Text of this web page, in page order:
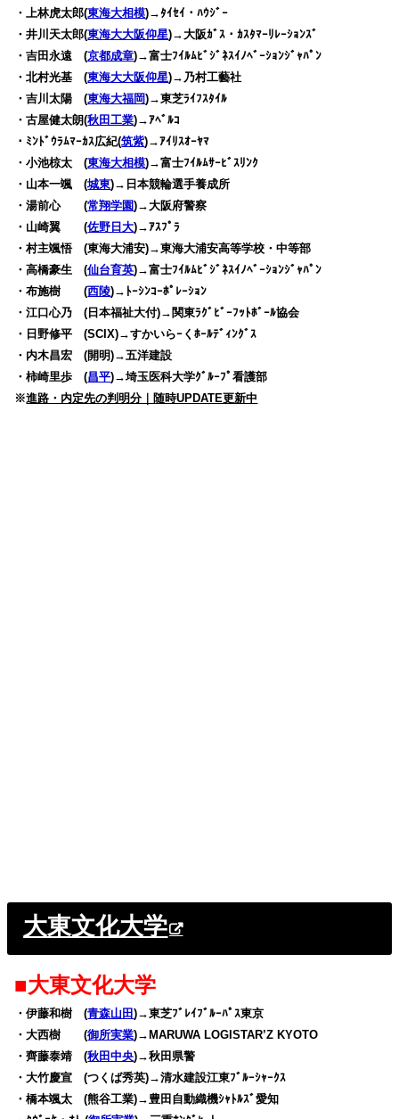
・上林虎太郎(東海大相模)→ﾀｲｾｲ・ﾊｳｼﾞｰ
・井川天太郎(東海大大阪仰星)→大阪ｶﾞｽ・ｶｽﾀﾏｰﾘﾚｰｼｮﾝｽﾞ
・吉田永遠 (京都成章)→富士ﾌｲﾙﾑﾋﾞｼﾞﾈｽｲﾉﾍﾞｰｼｮﾝｼﾞｬﾊﾟﾝ
・北村光基 (東海大大阪仰星)→乃村工藝社
・吉川太陽 (東海大福岡)→東芝ﾗｲﾌｽﾀｲﾙ
・古屋健太朗(秋田工業)→ｱﾍﾞﾙｺ
・ﾐﾝﾄﾞｳﾗﾑﾏｰｶｽ広紀(筑紫)→ｱｲﾘｽｵｰﾔﾏ
・小池椋太 (東海大相模)→富士ﾌｲﾙﾑｻｰﾋﾞｽﾘﾝｸ
・山本一颯 (城東)→日本競輪選手養成所
・湯前心 (常翔学園)→大阪府警察
・山崎翼 (佐野日大)→ｱｽﾌﾟﾗ
・村主颯悟 (東海大浦安)→東海大浦安高等学校・中等部
・高橋豪生 (仙台育英)→富士ﾌｲﾙﾑﾋﾞｼﾞﾈｽｲﾉﾍﾞｰｼｮﾝｼﾞｬﾊﾟﾝ
・布施樹 (西陵)→ﾄｰｼﾝｺｰﾎﾟﾚｰｼｮﾝ
・江口心乃 (日本福祉大付)→関東ﾗｸﾞﾋﾞｰﾌｯﾄﾎﾞｰﾙ協会
・日野修平 (SCIX)→すかいらｰくﾎｰﾙﾃﾞｨﾝｸﾞｽ
・内木昌宏 (開明)→五洋建設
・柿崎里歩 (昌平)→埼玉医科大学ｸﾞﾙｰﾌﾟ看護部
※進路・内定先の判明分｜随時UPDATE更新中
大東文化大学
■大東文化大学
・伊藤和樹 (青森山田)→東芝ﾌﾞﾚｲﾌﾞﾙｰﾊﾟｽ東京
・大西樹 (御所実業)→MARUWA LOGISTAR’Z KYOTO
・齊藤泰靖 (秋田中央)→秋田県警
・大竹慶宣 (つくば秀英)→清水建設江東ﾌﾞﾙｰｼｬｰｸｽ
・橋本颯太 (熊谷工業)→豊田自動織機ｼｬﾄﾙｽﾞ愛知